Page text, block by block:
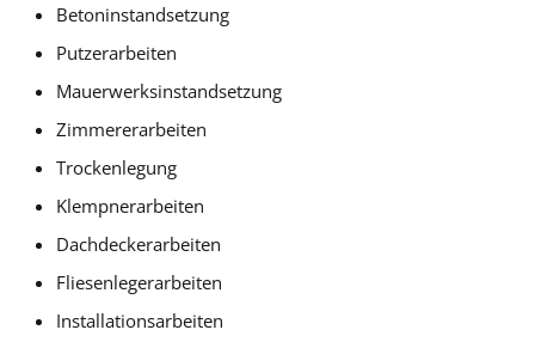
Betoninstandsetzung
Putzerarbeiten
Mauerwerksinstandsetzung
Zimmererarbeiten
Trockenlegung
Klempnerarbeiten
Dachdeckerarbeiten
Fliesenlegerarbeiten
Installationsarbeiten